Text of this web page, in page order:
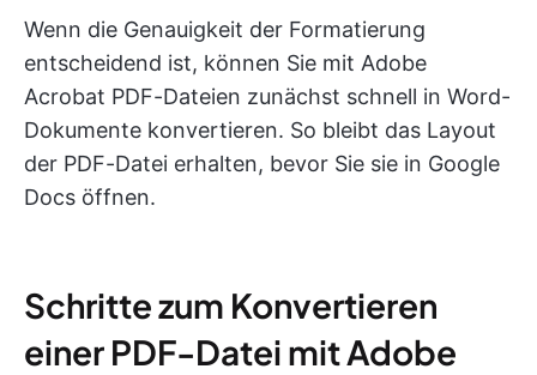
Wenn die Genauigkeit der Formatierung
entscheidend ist, können Sie mit Adobe
Acrobat PDF-Dateien zunächst schnell in Word-
Dokumente konvertieren. So bleibt das Layout
der PDF-Datei erhalten, bevor Sie sie in Google
Docs öffnen.
Schritte zum Konvertieren
einer PDF-Datei mit Adobe